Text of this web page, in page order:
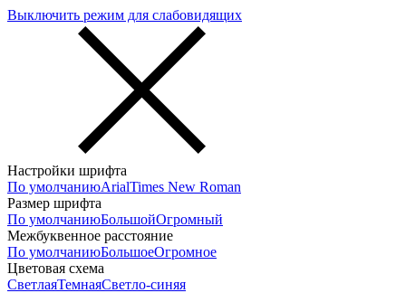
Выключить режим для слабовидящих
Настройки шрифта
По умолчаниюArialTimes New Roman
Размер шрифта
По умолчаниюБольшойОгромный
Межбуквенное расстояние
По умолчаниюБольшоеОгромное
Цветовая схема
СветлаяТемнаяСветло-синяя